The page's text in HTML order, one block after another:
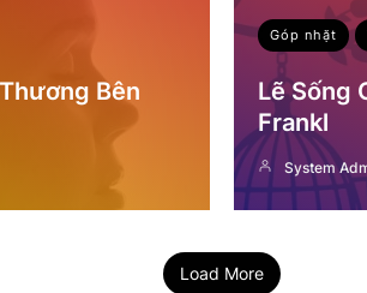
Bên
Góp nhặt
Lẽ Sống
Frankl
System
Load More